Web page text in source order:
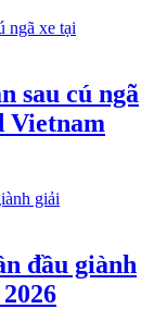
sau cú ngã
Vietnam
đầu giành